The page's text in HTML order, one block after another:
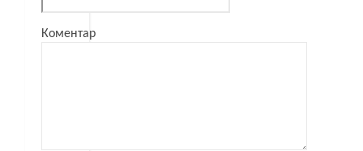
Коментар